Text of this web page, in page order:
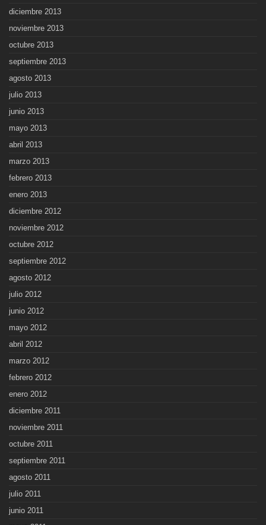
diciembre 2013
noviembre 2013
octubre 2013
septiembre 2013
agosto 2013
julio 2013
junio 2013
mayo 2013
abril 2013
marzo 2013
febrero 2013
enero 2013
diciembre 2012
noviembre 2012
octubre 2012
septiembre 2012
agosto 2012
julio 2012
junio 2012
mayo 2012
abril 2012
marzo 2012
febrero 2012
enero 2012
diciembre 2011
noviembre 2011
octubre 2011
septiembre 2011
agosto 2011
julio 2011
junio 2011